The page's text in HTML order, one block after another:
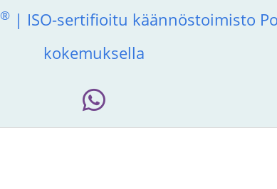
® | ISO-sertifioitu käännöstoimisto
kokemuksella